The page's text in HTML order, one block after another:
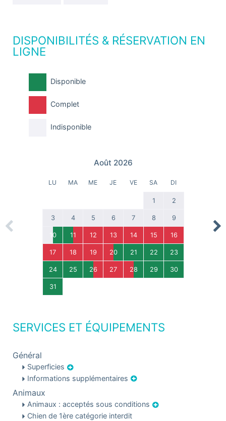
DISPONIBILITÉS & RÉSERVATION EN
LIGNE
Disponible
Complet
Indisponible
Previous
Août 2026
LU MA ME JE VE SA DI
1 2
3 4 5 6 7 8 9
10 11 12 13 14 15 16
17 18 19 20 21 22 23
24 25 26 27 28 29 30
31
SERVICES ET ÉQUIPEMENTS
Général
Superficies
Informations supplémentaires
Animaux
Animaux : acceptés sous conditions
Chien de 1ère catégorie interdit